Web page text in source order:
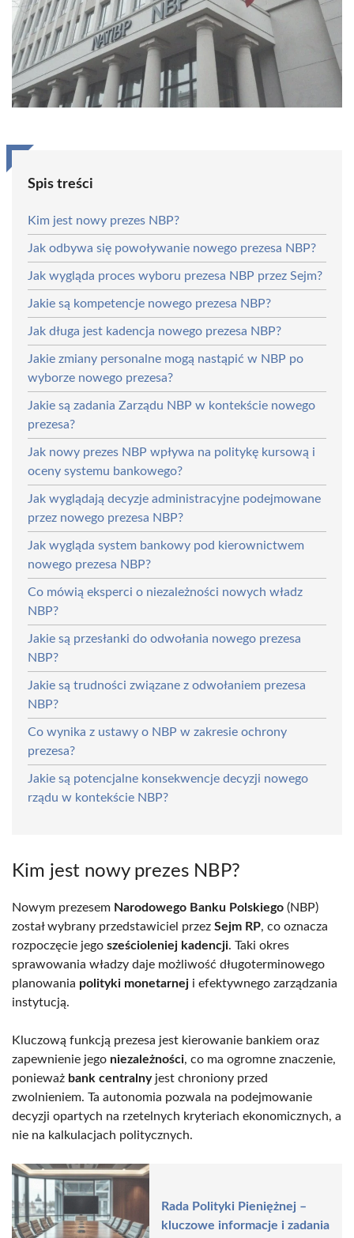
Spis treści
Kim jest nowy prezes NBP?
Jak odbywa się powoływanie nowego prezesa NBP?
Jak wygląda proces wyboru prezesa NBP przez Sejm?
Jakie są kompetencje nowego prezesa NBP?
Jak długa jest kadencja nowego prezesa NBP?
Jakie zmiany personalne mogą nastąpić w NBP po
wyborze nowego prezesa?
Jakie są zadania Zarządu NBP w kontekście nowego
prezesa?
Jak nowy prezes NBP wpływa na politykę kursową i
oceny systemu bankowego?
Jak wyglądają decyzje administracyjne podejmowane
przez nowego prezesa NBP?
Jak wygląda system bankowy pod kierownictwem
nowego prezesa NBP?
Co mówią eksperci o niezależności nowych władz
NBP?
Jakie są przesłanki do odwołania nowego prezesa
NBP?
Jakie są trudności związane z odwołaniem prezesa
NBP?
Co wynika z ustawy o NBP w zakresie ochrony
prezesa?
Jakie są potencjalne konsekwencje decyzji nowego
rządu w kontekście NBP?
Kim jest nowy prezes NBP?
Nowym prezesem Narodowego Banku Polskiego (NBP)
został wybrany przedstawiciel przez Sejm RP, co oznacza
rozpoczęcie jego sześcioleniej kadencji. Taki okres
sprawowania władzy daje możliwość długoterminowego
planowania polityki monetarnej i efektywnego zarządzania
instytucją.
Kluczową funkcją prezesa jest kierowanie bankiem oraz
zapewnienie jego niezależności, co ma ogromne znaczenie,
ponieważ bank centralnyjest chroniony przed
zwolnieniem. Ta autonomia pozwala na podejmowanie
decyzji opartych na rzetelnych kryteriach ekonomicznych, a
nie na kalkulacjach politycznych.
Rada Polityki Pieniężnej –
kluczowe informacje i zadania